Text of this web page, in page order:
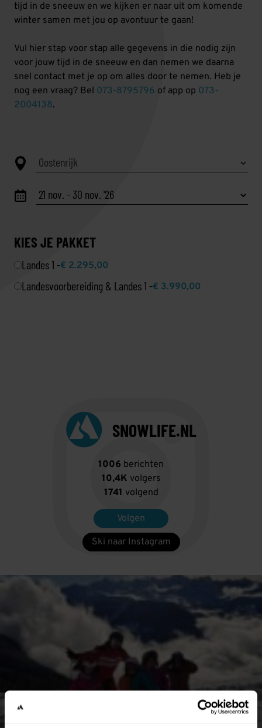
tijd in de sneeuw en we kijken er naar uit om komende
winter samen met jou op avontuur te gaan!
Vul hier stap voor stap alle gegevens in die nodig zijn
voor jouw tijd in de sneeuw en dan nemen we daarna
snel contact met je op om alles door te nemen. Heb je
nog een vraag? Bel 073-8795796 of app op 073-
2004138.
KIES JE PAKKET
Landes 1 -€ 2.295,00
Landesvoorbereiding & Landes 1 -€ 3.990,00
SNOWLIFE.NL
1006 berichten
10,4K volgers
1741 volgend
Volgen
Ski naar Instagram